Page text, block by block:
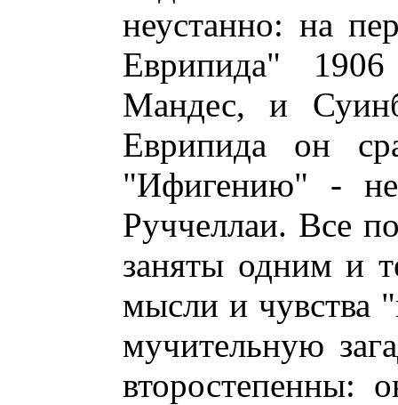
неустанно: на
Еврипида"
Мандес, и
Еврипида он
"Ифигению" -
Руччеллаи. Все
заняты одним и
мысли и чувства
мучительную
второстепенны: